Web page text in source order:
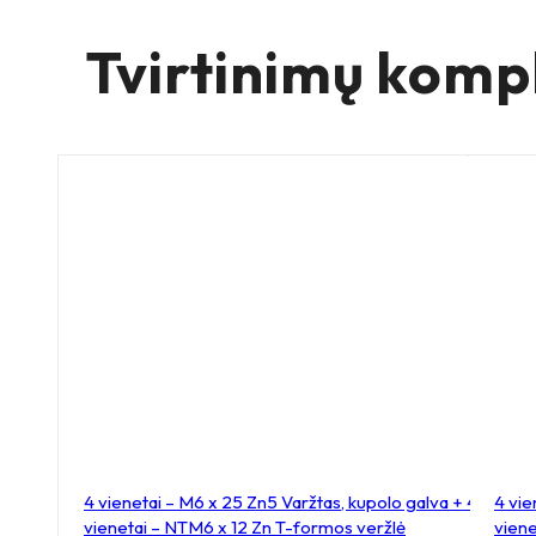
su
Tvirtinimų
4 vienetai – M6 x 25 Zn5 Varžtas, kupolo galva + 4
vienetai – NTM6 x 12 Zn T-formos veržlė
4